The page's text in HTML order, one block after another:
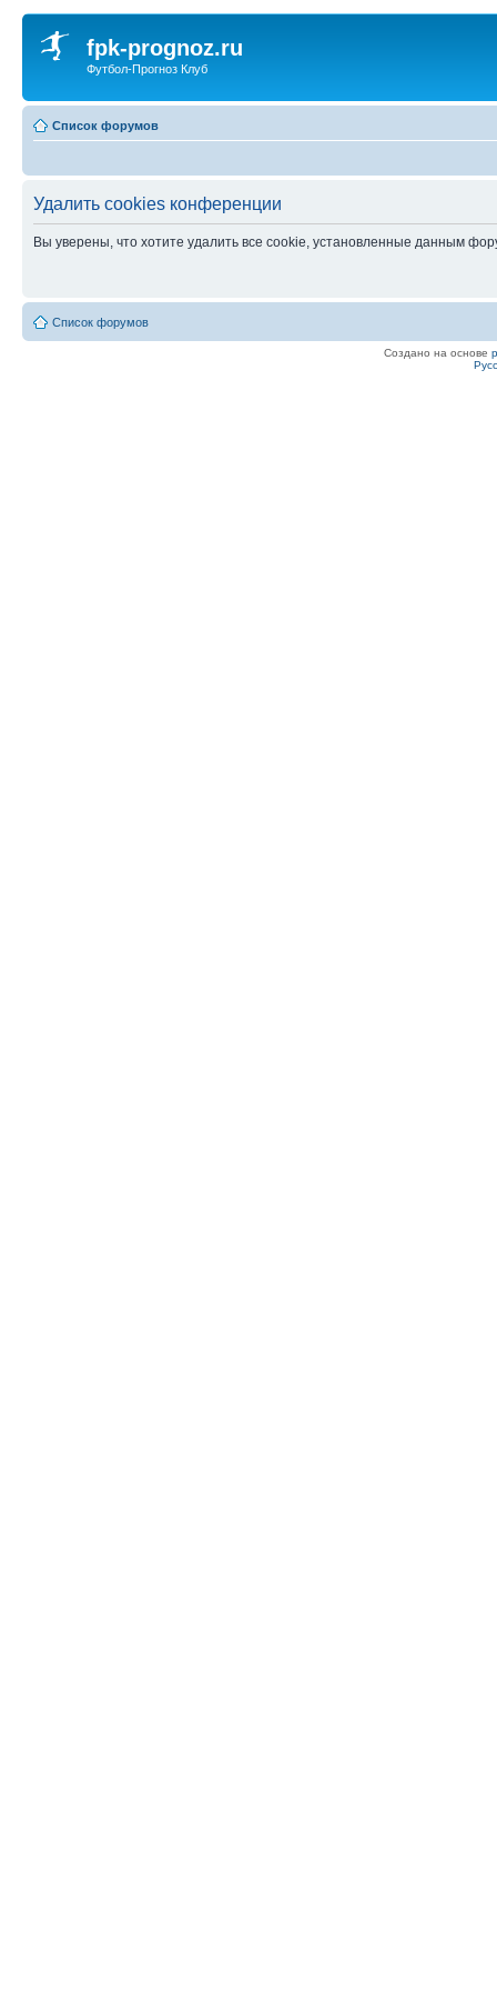
fpk-prognoz.ru
Футбол-Прогноз Клуб
Список форумов
Удалить cookies конференции
Вы уверены, что хотите удалить все cookie, установленные данным
Список форумов
Создано на основе